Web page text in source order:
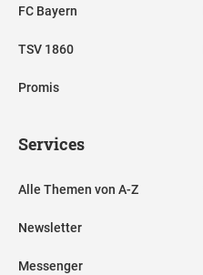
FC Bayern
TSV 1860
Promis
Services
Alle Themen von A-Z
Newsletter
Messenger